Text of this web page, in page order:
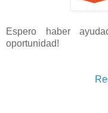
Espero haber
oportunidad!